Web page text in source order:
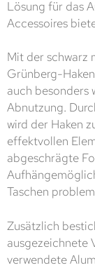
Lösung für das
Accessoires
Mit der schwarz
Grünberg-
auch besonders
Abnutzung.
wird der Haken
effektvollen
abgeschrägte
Taschen
Zusätzlich
ausgezeichnete
verwendete